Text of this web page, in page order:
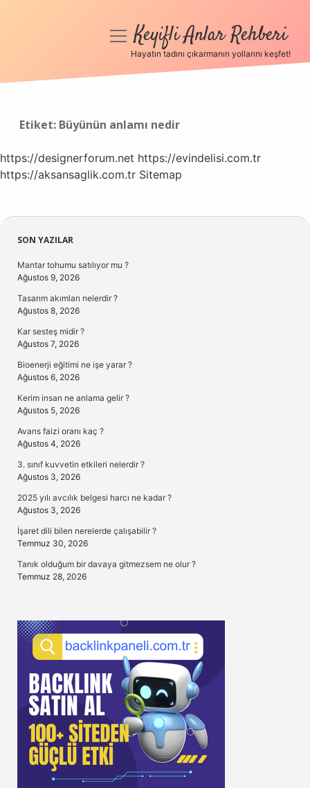
Anasayfa
Hakkımızda
menüyüKeyifli Anlar Rehberi
Hayatın tadını çıkarmanın yollarını keşfet!
Etiket: Büyünün anlamı nedir
https://designerforum.net https://evindelisi.com.tr
https://aksansaglik.com.tr Sitemap
Sidebar
SON YAZILAR
Mantar tohumu satılıyor mu ?
Ağustos 9, 2026
Tasarım akımları nelerdir ?
Ağustos 8, 2026
Kar sesteş midir ?
Ağustos 7, 2026
Bioenerji eğitimi ne işe yarar ?
Ağustos 6, 2026
Kerim insan ne anlama gelir ?
Ağustos 5, 2026
Avans faizi oranı kaç ?
Ağustos 4, 2026
3. sınıf kuvvetin etkileri nelerdir ?
Ağustos 3, 2026
2025 yılı avcılık belgesi harcı ne kadar ?
Ağustos 3, 2026
İşaret dili bilen nerelerde çalışabilir ?
Temmuz 30, 2026
Tanık olduğum bir davaya gitmezsem ne olur ?
Temmuz 28, 2026